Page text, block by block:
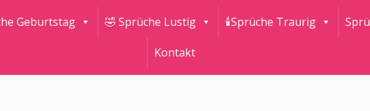
Geburtstag 🤣 Sprüche Lustig 🕯Sprüche Traurig
Kontakt